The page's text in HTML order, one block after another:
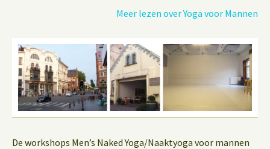
Meer lezen over Yoga voor Mannen
De workshops Men’s Naked Yoga/Naaktyoga voor mannen